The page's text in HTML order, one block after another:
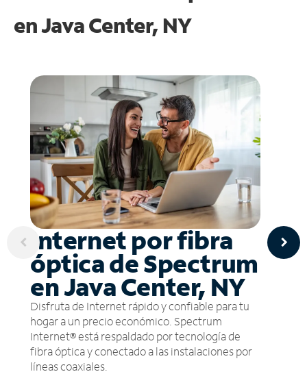
enJava Center, NY
Internet por fibra
óptica de Spectrum
en Java Center, NY
Disfruta de Internet rápido y confiable para tu
hogar a un precio económico. Spectrum
Internet® está respaldado por tecnología de
fibra óptica y conectado a las instalaciones por
líneas coaxiales.